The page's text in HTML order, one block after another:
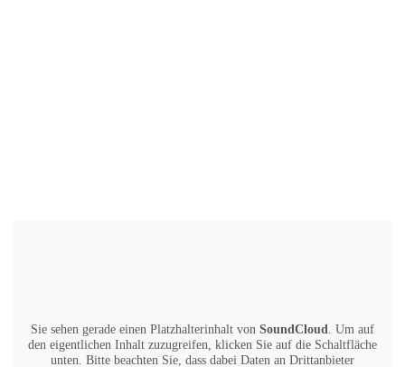
Sie sehen gerade einen Platzhalterinhalt von SoundCloud. Um auf
den eigentlichen Inhalt zuzugreifen, klicken Sie auf die Schaltfläche
unten. Bitte beachten Sie, dass dabei Daten an Drittanbieter